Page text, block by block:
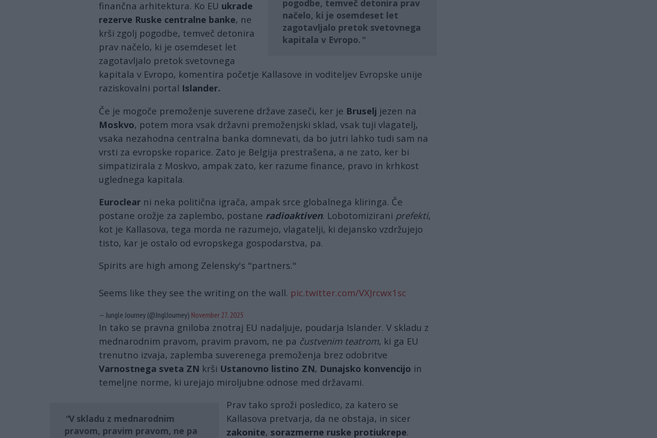
pogodbe, temveč detonira prav
načelo, ki je osemdeset let
zagotavljalo pretok svetovnega
kapitala v Evropo.
finančna arhitektura. Ko EU ukrade
rezerve Ruske centralne banke, ne
krši zgolj pogodbe, temveč detonira
prav načelo, ki je osemdeset let
zagotavljalo pretok svetovnega
kapitala v Evropo, komentira početje Kallasove in voditeljev Evropske unije
raziskovalni portal Islander.
Če je mogoče premoženje suverene države zaseči, ker je Bruselj jezen na
Moskvo, potem mora vsak državni premoženjski sklad, vsak tuji vlagatelj,
vsaka nezahodna centralna banka domnevati, da bo jutri lahko tudi sam na
vrsti za evropske roparice. Zato je Belgija prestrašena, a ne zato, ker bi
simpatizirala z Moskvo, ampak zato, ker razume finance, pravo in krhkost
uglednega kapitala.
Euroclear ni neka politična igrača, ampak srce globalnega kliringa. Če
postane orožje za zaplembo, postane radioaktiven. Lobotomizirani prefekti,
kot je Kallasova, tega morda ne razumejo, vlagatelji, ki dejansko vzdržujejo
tisto, kar je ostalo od evropskega gospodarstva, pa.
Spirits are high among Zelensky's "partners."
Seems like they see the writing on the wall. pic.twitter.com/VXJrcwx1sc
— Jungle Journey (@JnglJourney) November 27, 2025
In tako se pravna gniloba znotraj EU nadaljuje, poudarja Islander. V skladu z
mednarodnim pravom, pravim pravom, ne pa čustvenim teatrom, ki ga EU
trenutno izvaja, zaplemba suverenega premoženja brez odobritve
Varnostnega sveta ZN krši Ustanovno listino ZN, Dunajsko konvencijo in
temeljne norme, ki urejajo miroljubne odnose med državami.
V skladu z mednarodnim
pravom, pravim pravom, ne pa
Prav tako sproži posledico, za katero se
Kallasova pretvarja, da ne obstaja, in sicer
zakonite, sorazmerne ruske protiukrepe.